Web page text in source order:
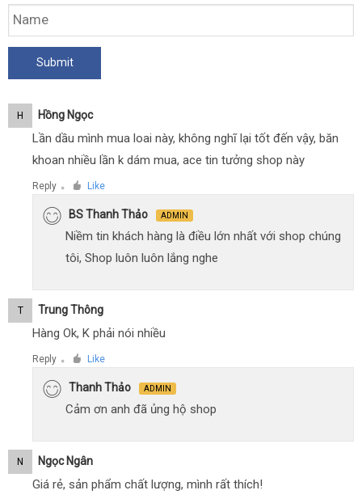
H Hồng Ngọc
Lần dầu mình mua loai này, không nghĩ lại tốt đến vậy, băn
khoan nhiều lần k dám mua, ace tin tưởng shop này
Reply ● Like
BS Thanh Thảo ADMIN
Niềm tin khách hàng là điều lớn nhất với shop chúng
tôi, Shop luôn luôn lắng nghe
T Trung Thông
Hàng Ok, K phải nói nhiều
Reply ● Like
Thanh Thảo ADMIN
Cảm ơn anh đã ủng hộ shop
N Ngọc Ngân
Giá rẻ, sản phẩm chất lượng, mình rất thích!